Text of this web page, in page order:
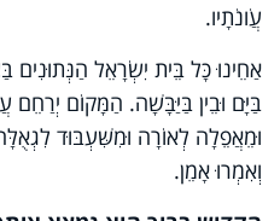
עֲו‍ֹנֹתָיו.
אַחֵינוּ כָּל בֵּית יִשְׂרָאֵל הַנְּתוּנִים
בַּיָּם וּבֵין בַּיַּבָּשָׁה. הַמָּקוֹם יְרַחֵם
וּמֵאֲפֵלָה לְאוֹרָה וּמִשִּׁעְבּוּד
וְאִמְרוּ אָמֵן.